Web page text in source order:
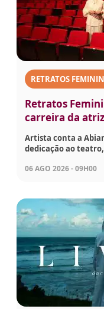
RETRATOS
Retratos
carreira da
Artista conta a
dedicação ao
06 AGO 2026 - 09H00